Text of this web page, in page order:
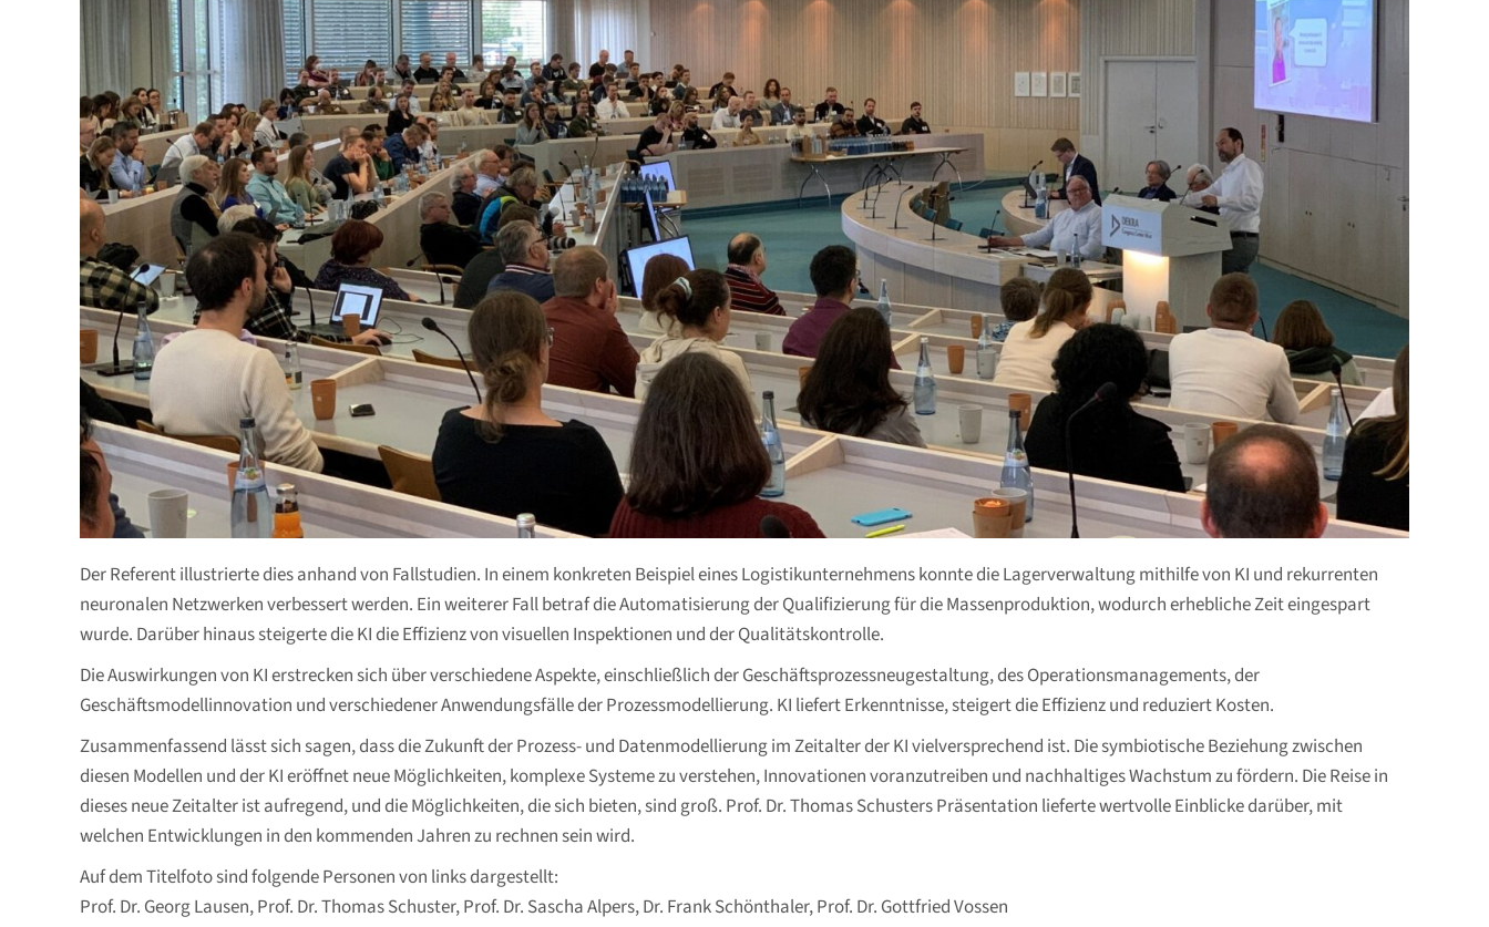
Der Referent illustrierte dies anhand von Fallstudien. In einem konkreten Beispiel eines Logistikunternehmens konnte die Lagerverwaltung mithilfe von KI und rekurrenten
neuronalen Netzwerken verbessert werden. Ein weiterer Fall betraf die Automatisierung der Qualifizierung für die Massenproduktion, wodurch erhebliche Zeit eingespart
wurde. Darüber hinaus steigerte die KI die Effizienz von visuellen Inspektionen und der Qualitätskontrolle.
Die Auswirkungen von KI erstrecken sich über verschiedene Aspekte, einschließlich der Geschäftsprozessneugestaltung, des Operationsmanagements, der
Geschäftsmodellinnovation und verschiedener Anwendungsfälle der Prozessmodellierung. KI liefert Erkenntnisse, steigert die Effizienz und reduziert Kosten.
Zusammenfassend lässt sich sagen, dass die Zukunft der Prozess- und Datenmodellierung im Zeitalter der KI vielversprechend ist. Die symbiotische Beziehung zwischen
diesen Modellen und der KI eröffnet neue Möglichkeiten, komplexe Systeme zu verstehen, Innovationen voranzutreiben und nachhaltiges Wachstum zu fördern. Die Reise in
dieses neue Zeitalter ist aufregend, und die Möglichkeiten, die sich bieten, sind groß. Prof. Dr. Thomas Schusters Präsentation lieferte wertvolle Einblicke darüber, mit
welchen Entwicklungen in den kommenden Jahren zu rechnen sein wird.
Auf dem Titelfoto sind folgende Personen von links dargestellt:
Prof. Dr. Georg Lausen, Prof. Dr. Thomas Schuster, Prof. Dr. Sascha Alpers, Dr. Frank Schönthaler, Prof. Dr. Gottfried Vossen